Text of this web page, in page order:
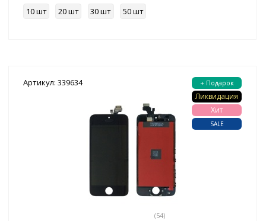
10 шт
20 шт 30 шт 50 шт
Артикул: 339634
(54)
+ Подарок
Ликвидация
Хит
SALE